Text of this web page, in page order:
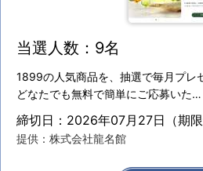
当選人数：9名
1899の人気商品を、抽選で毎月プレ
どなたでも無料で簡単にご応募いた…
締切日：2026年07月27日（期限
提供：株式会社龍名館